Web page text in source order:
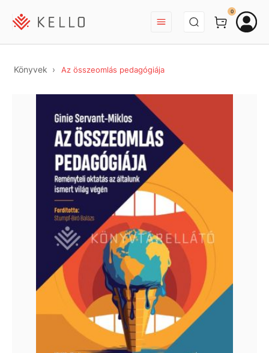
BEJELENTKEZÉS
0
Könyvek Az összeomlás pedagógiája